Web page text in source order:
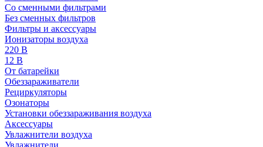
Cо сменными фильтрами
Без сменных фильтров
Фильтры и аксессуары
Ионизаторы воздуха
220 В
12 В
От батарейки
Обеззараживатели
Рециркуляторы
Озонаторы
Установки обеззараживания воздуха
Аксессуары
Увлажнители воздуха
Увлажнители